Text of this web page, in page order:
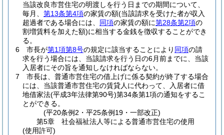
当該改良市営住宅の明渡しを行う日までの期間について、
毎月、 第13条第4項の家賃の額(当該請求を受けた者が収入
超過者である場合には、 同項の家賃の額に第28条第2項の
割増賃料を加えた額)に相当する金銭を徴収することができ
る。
6
市長が第1項第8号の規定に該当することにより 同項の請
求を行う場合には、当該請求を行う日の6月前までに、当該
入居者にその旨を通知しなければならない。
7
市長は、普通市営住宅の借上げに係る契約が終了する場合
には、当該普通市営住宅の賃貸人に代わって、入居者に借
地借家法(平成3年法律第90号)第34条第1項の通知をするこ
とができる。
(平20条例2・平25条例19・一部改正)
第5章
社会福祉法人等による普通市営住宅の使用
(使用許可)